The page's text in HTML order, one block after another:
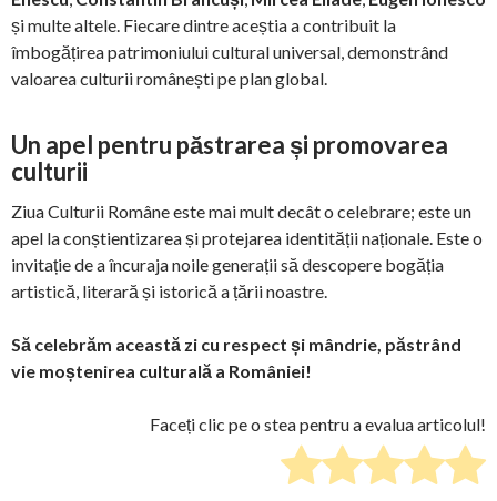
și multe altele. Fiecare dintre aceștia a contribuit la
îmbogățirea patrimoniului cultural universal, demonstrând
valoarea culturii românești pe plan global.
Un apel pentru păstrarea și promovarea
culturii
Ziua Culturii Române este mai mult decât o celebrare; este un
apel la conștientizarea și protejarea identității naționale. Este o
invitație de a încuraja noile generații să descopere bogăția
artistică, literară și istorică a țării noastre.
Să celebrăm această zi cu respect și mândrie, păstrând
vie moștenirea culturală a României!
Faceți clic pe o stea pentru a evalua articolul!